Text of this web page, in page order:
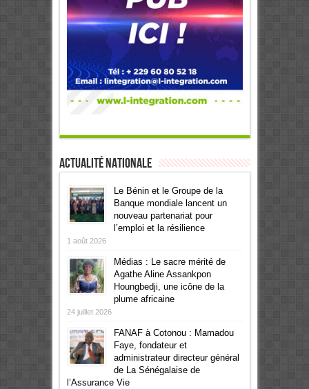
Actualité Nationale
Le Bénin et le Groupe de la
Banque mondiale lancent un
nouveau partenariat pour
l’emploi et la résilience
1 août 2026
Médias : Le sacre mérité de
Agathe Aline Assankpon
Houngbedji, une icône de la
plume africaine
24 juillet 2026
FANAF à Cotonou : Mamadou
Faye, fondateur et
administrateur directeur général
de La Sénégalaise de
l’Assurance Vie